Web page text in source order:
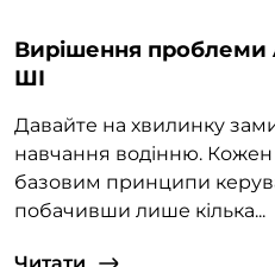
Вирішення проблеми
ШІ
Давайте на хвилинку
навчання водінню.
базовим принципи
побачивши лише кілька...